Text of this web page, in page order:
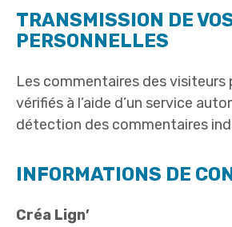
TRANSMISSION DE
PERSONNELLES
Les commentaires des visiteurs
vérifiés à l’aide d’un service
détection des commentaires
INFORMATIONS DE
Créa Lign’